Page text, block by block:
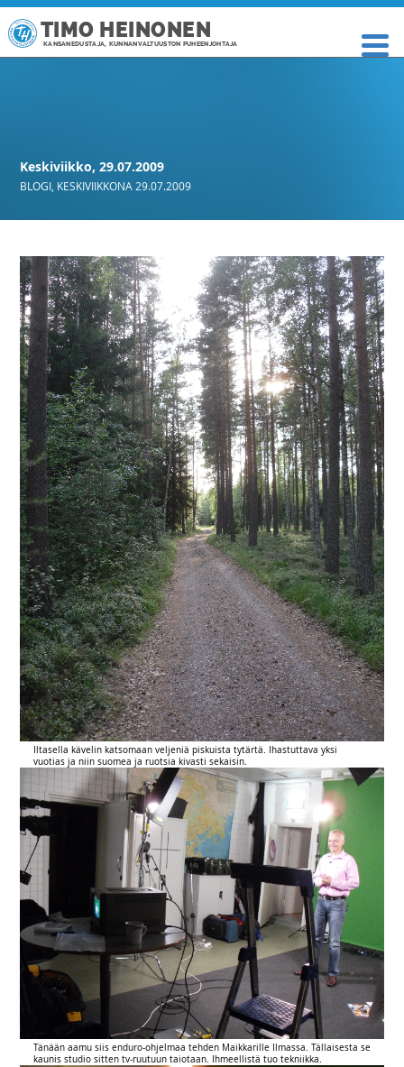
TIMO HEINONEN
KANSANEDUSTAJA, KUNNANVALTUUSTON PUHEENJOHTAJA
Keskiviikko, 29.07.2009
BLOGI KESKIVIIKKONA 29.07.2009
Iltasella kävelin katsomaan veljeniä piskuista tytärtä. Ihastuttava yksi
vuotias ja niin suomea ja ruotsia kivasti sekaisin.
Tänään aamu siis enduro-ohjelmaa tehden Maikkarille Ilmassa. Tällaisesta se
kaunis studio sitten tv-ruutuun taiotaan. Ihmeellistä tuo tekniikka.